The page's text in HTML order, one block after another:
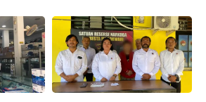
Papua Barat